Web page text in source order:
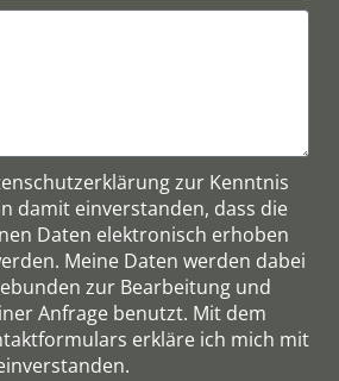
zur Kenntnis
damit einverstanden, dass die
Daten elektronisch erhoben
Meine Daten werden dabei
zur Bearbeitung und
Anfrage benutzt. Mit dem
erkläre ich mich mit